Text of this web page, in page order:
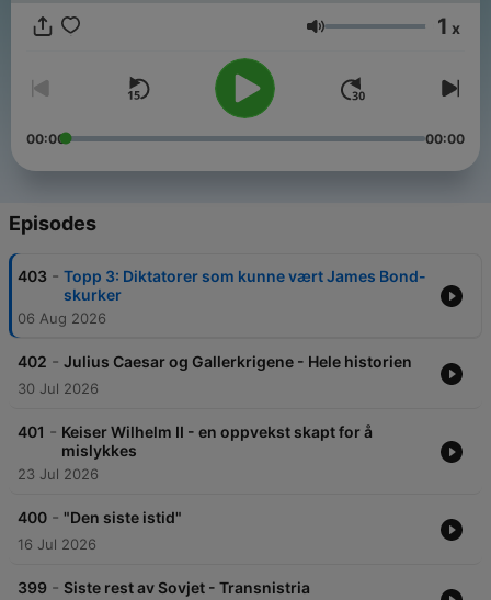
Volume 1 x
00:00 00:00
Episodes
403 - Topp 3: Diktatorer som kunne vært James Bond-
skurker
06 Aug 2026
402 - Julius Caesar og Gallerkrigene - Hele historien
30 Jul 2026
401 - Keiser Wilhelm II - en oppvekst skapt for å
mislykkes
23 Jul 2026
400 - "Den siste istid"
16 Jul 2026
399 - Siste rest av Sovjet - Transnistria